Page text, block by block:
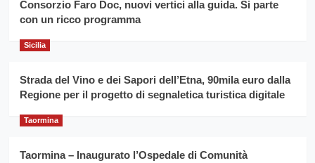
Franco
Caruso
Consorzio Faro Doc, nuovi vertici alla guida. Si parte
con un ricco programma
Sicilia
Strada del Vino e dei Sapori dell’Etna, 90mila euro dalla
Regione per il progetto di segnaletica turistica digitale
Taormina
Taormina – Inaugurato l’Ospedale di Comunità